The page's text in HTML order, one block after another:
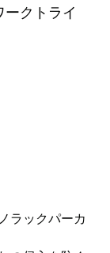
クトライ
ラックパーカ